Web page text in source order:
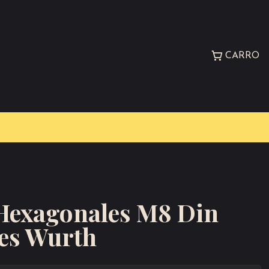
CARRO
M8 Din
Wurth